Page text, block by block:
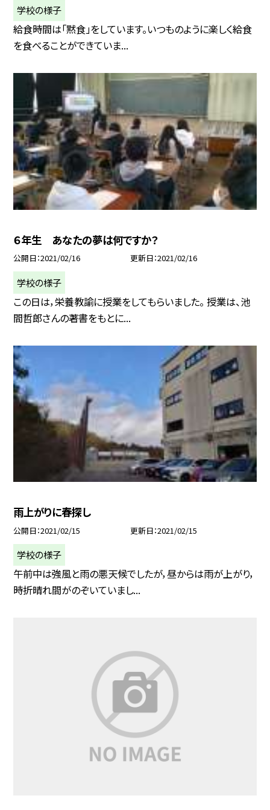
学校の様子
給食時間は「黙食」をしています。いつものように楽しく給食
を食べることができていま...
６年生 あなたの夢は何ですか？
公開日 2021/02/16 更新日 2021/02/16
学校の様子
この日は，栄養教諭に授業をしてもらいました。 授業は、池
間哲郎さんの著書をもとに...
雨上がりに春探し
公開日 2021/02/15 更新日 2021/02/15
学校の様子
午前中は強風と雨の悪天候でしたが，昼からは雨が上がり，
時折晴れ間がのぞいていまし...